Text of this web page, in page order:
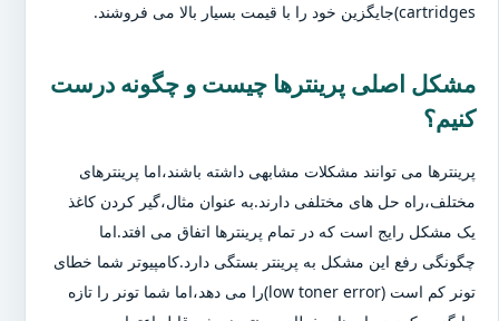
cartridges)جایگزین خود را با قیمت بسیار بالا می فروشند.
مشکل اصلی پرینترها چیست و چگونه درست
کنیم؟
پرینترها می توانند مشکلات مشابهی داشته باشند،اما پرینترهای
مختلف،راه حل های مختلفی دارند.به عنوان مثال،گیر کردن کاغذ
یک مشکل رایج است که در تمام پرینترها اتفاق می افتد.اما
چگونگی رفع این مشکل به پرینتر بستگی دارد.کامپیوتر شما خطای
تونر کم است (low toner error)را می دهد،اما شما تونر را تازه